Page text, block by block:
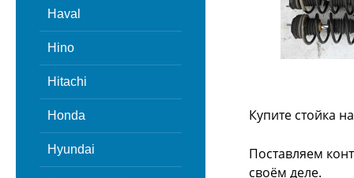
Haval
Hino
Hitachi
Honda
Hyundai
Купите стойка
Поставляем
своём деле.